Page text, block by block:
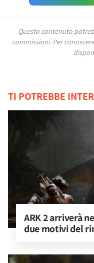
Questo contenuto
commissioni. Per
TI POTREBBE
ARK 2 arriverà
due motivi del